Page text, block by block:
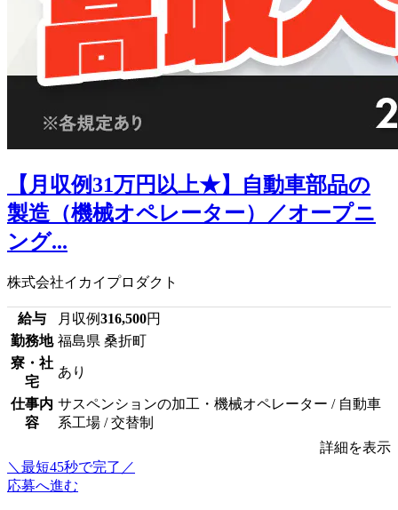
【月収例31万円以上★】自動車部品の
製造（機械オペレーター）／オープニ
ング...
株式会社イカイプロダクト
給与 月収例316,500円
勤務地 福島県 桑折町
寮・社
宅
あり
仕事内
容
サスペンションの加工・機械オペレーター / 自動車
系工場 / 交替制
詳細を表示
＼最短45秒で完了／
応募へ進む